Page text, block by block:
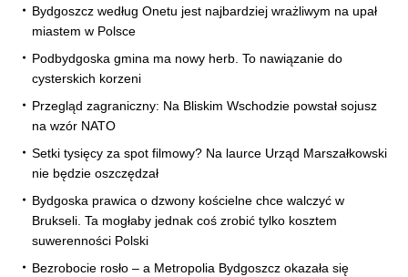
Bydgoszcz według Onetu jest najbardziej wrażliwym na upał
miastem w Polsce
Podbydgoska gmina ma nowy herb. To nawiązanie do
cysterskich korzeni
Przegląd zagraniczny: Na Bliskim Wschodzie powstał sojusz
na wzór NATO
Setki tysięcy za spot filmowy? Na laurce Urząd Marszałkowski
nie będzie oszczędzał
Bydgoska prawica o dzwony kościelne chce walczyć w
Brukseli. Ta mogłaby jednak coś zrobić tylko kosztem
suwerenności Polski
Bezrobocie rosło – a Metropolia Bydgoszcz okazała się